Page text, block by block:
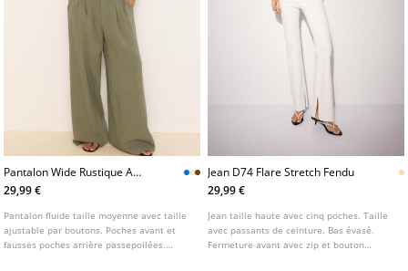
Pantalon Wide Rustique A
Boutons Reglables
29,99 €
Pantalon fluide taille moyenne avec taille
ajustable par boutons. Poches avant et
fausses poches arrière passepoilées.
Jean D74 Flare Stretch Fendu
29,99 €
Jean taille haute avec cinq poches. Taille
avec passants de ceinture. Bas évasé.
Fermeture avant avec zip et bouton